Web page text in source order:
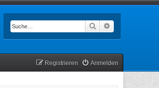
Suche
Anmelden
Registrieren